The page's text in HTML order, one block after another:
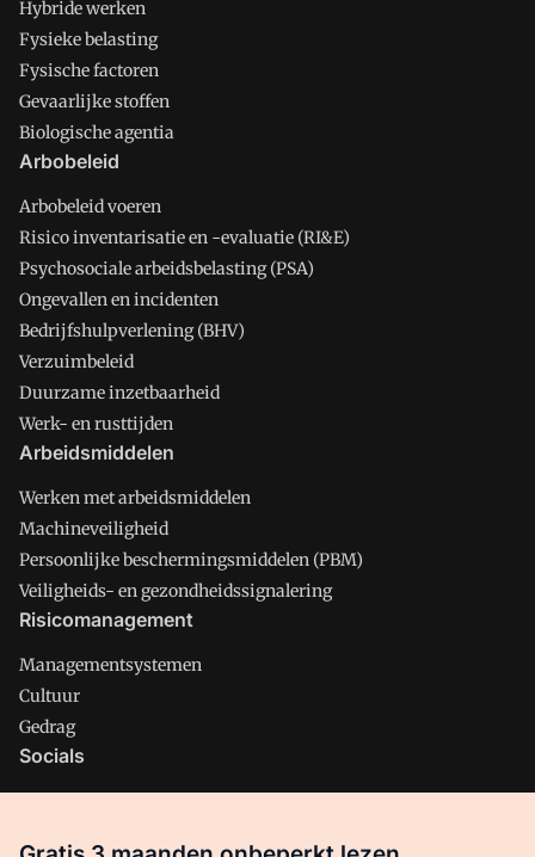
Hybride werken
Fysieke belasting
Fysische factoren
Gevaarlijke stoffen
Biologische agentia
Arbobeleid
Arbobeleid voeren
Risico inventarisatie en -evaluatie (RI&E)
Psychosociale arbeidsbelasting (PSA)
Ongevallen en incidenten
Bedrijfshulpverlening (BHV)
Verzuimbeleid
Duurzame inzetbaarheid
Werk- en rusttijden
Arbeidsmiddelen
Werken met arbeidsmiddelen
Machineveiligheid
Persoonlijke beschermingsmiddelen (PBM)
Veiligheids- en gezondheidssignalering
Risicomanagement
Managementsystemen
Cultuur
Gedrag
Socials